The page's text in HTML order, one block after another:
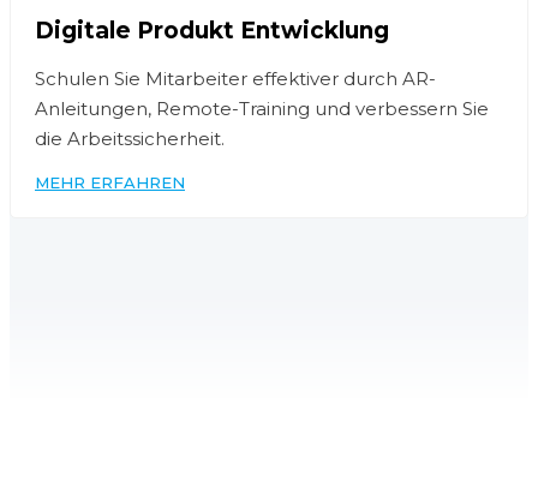
Digitale Produkt Entwicklung
Schulen Sie Mitarbeiter effektiver durch AR-
Anleitungen, Remote-Training und verbessern Sie
die Arbeitssicherheit.
MEHR ERFAHREN